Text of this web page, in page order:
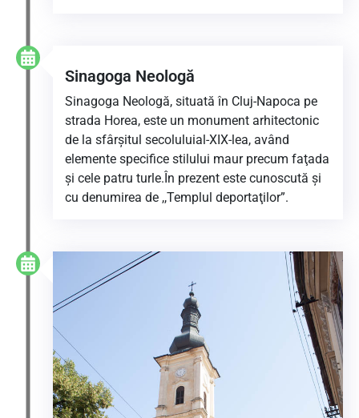
Sinagoga Neologă
Sinagoga Neologă, situată în Cluj-Napoca pe
strada Horea, este un monument arhitectonic
de la sfârşitul secoluluial-XIX-lea, având
elemente specifice stilului maur precum faţada
şi cele patru turle.În prezent este cunoscută şi
cu denumirea de ,,Templul deportaţilor”.